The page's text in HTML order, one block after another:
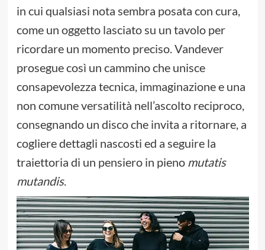
in cui qualsiasi nota sembra posata con cura,
come un oggetto lasciato su un tavolo per
ricordare un momento preciso. Vandever
prosegue così un cammino che unisce
consapevolezza tecnica, immaginazione e una
non comune versatilità nell’ascolto reciproco,
consegnando un disco che invita a ritornare, a
cogliere dettagli nascosti ed a seguire la
traiettoria di un pensiero in pieno mutatis
mutandis.